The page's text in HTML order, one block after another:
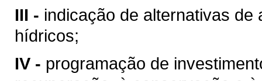
III - indicação de alternativas
hídricos;
IV - programação de